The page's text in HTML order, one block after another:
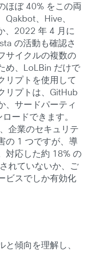
ほぼ 40% をこの両
Qakbot、Hive、
、2022 年 4 月に
の活動も確認さ
サイクルの複数の
め、LoLBin だけで
リプトを使用して
リプトは、GitHub
、サードパーティ
ードできます。
企業のセキュリテ
の 1 つですが、導
対応した約 18% の
れていないか、ご
ビスでしか有効化
と傾向を理解し、